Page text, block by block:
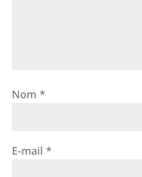
Nom *
E-mail *